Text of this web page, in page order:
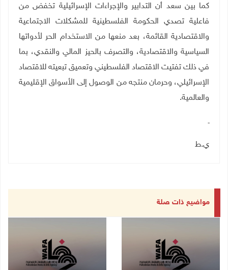
كما بين سعد أن التدابير والإجراءات الإسرائيلية تخفض من
فاعلية تصدي الحكومة الفلسطينية للمشكلات الاجتماعية
والاقتصادية القائمة، بعد منعها من الاستخدام الحر لأدواتها
السياسية والاقتصادية، والتصرف بالحيز المالي والنقدي، بما
في ذلك تفتيت الاقتصاد الفلسطيني وتعميق تبعيته للاقتصاد
الإسرائيلي، وحرمان منتجه من الوصول إلى الأسواق الإقليمية
والعالمية.
ـ
ي.ط
مواضيع ذات صلة